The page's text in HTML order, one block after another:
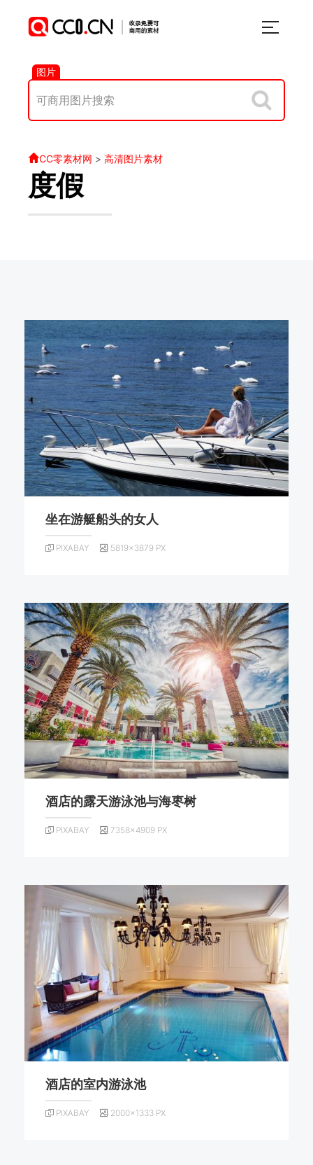
图片
CC零素材网 > 高清图片素材
度假
坐在游艇船头的女人
PIXABAY 5819×3879 PX
酒店的露天游泳池与海枣树
PIXABAY 7358×4909 PX
酒店的室内游泳池
PIXABAY 2000×1333 PX